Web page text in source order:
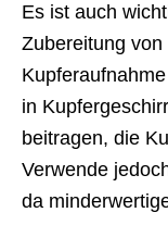
Es ist auch
Zubereitung
in
beitragen, die
Verwende
da